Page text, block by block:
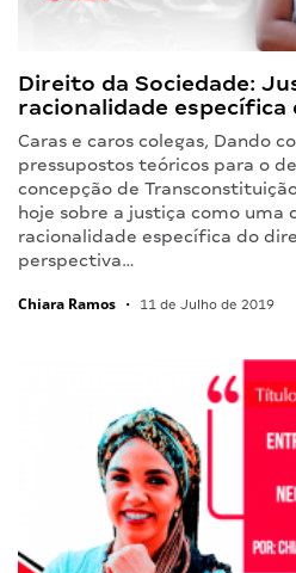
Direito da Sociedade:
racionalidade
Caras e caros colegas, Dando
pressupostos teóricos para o
concepção de
hoje sobre a justiça como uma
racionalidade específica do
perspectiva…
Chiara Ramos • 11 de Julho de 2019